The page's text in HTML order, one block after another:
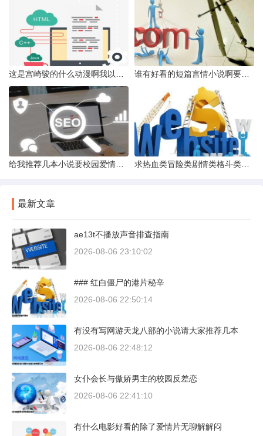
最新文章
ae13t不播放声音排查指南
2026-08-06 23:10:02
### 红白僵尸的港片秘辛
2026-08-06 22:50:14
有没有写网游天龙八部的小说请大家推荐几本
2026-08-06 22:48:12
女仆会长与傲娇男主的校园反差恋
2026-08-06 22:41:10
有什么电影好看的除了爱情片无聊解解闷